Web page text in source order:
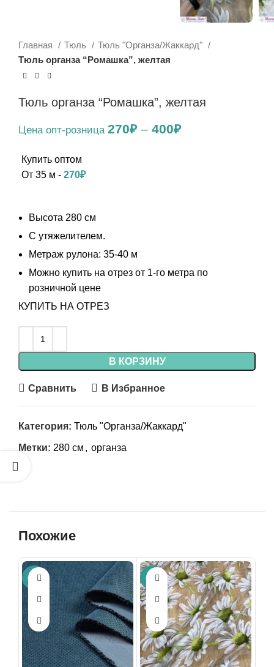
Главная Тюль
Тюль "Органза/Жаккард"
Тюль органза “Ромашка”, желтая
Тюль органза “Ромашка”, желтая
270₽– 400₽
От 35 м - 270₽
Высота 280 см
С утяжелителем.
Метраж рулона: 35-40 м
Можно купить на отрез от 1-го метра по
розничной цене
КУПИТЬ НА ОТРЕЗ
В КОРЗИНУ
Сравнить В Избранное
Категория: Тюль "Органза/Жаккард"
Метки: 280 см , органза
Похожие
-54% -35%